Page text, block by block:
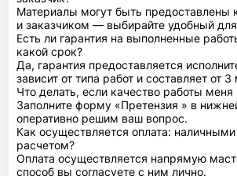
Материалы могут быть предоставлены
и заказчиком — выбирайте удобный для
Есть ли гарантия на выполненные
какой срок?
Да, гарантия предоставляется
зависит от типа работ и составляет от
Что делать, если качество работы меня
Заполните форму «Претензия » в
оперативно решим ваш вопрос.
Как осуществляется оплата:
расчетом?
Оплата осуществляется напрямую
способ вы согласуете с ним лично.